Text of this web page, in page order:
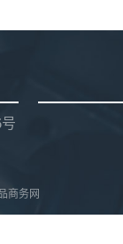
商务网